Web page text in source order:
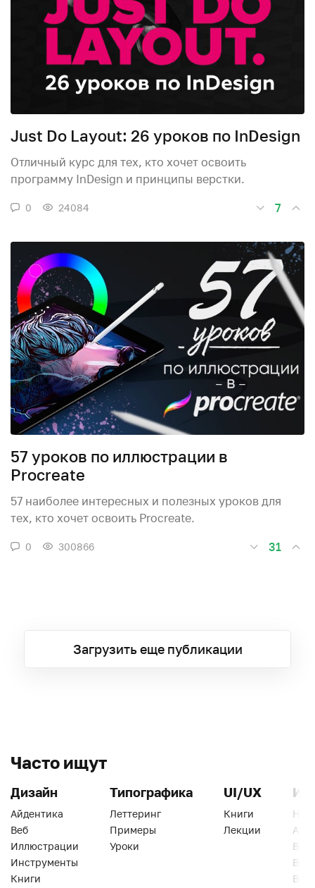
Just Do Layout: 26 уроков по InDesign
Отличный курс для тех, кто хочет освоить
программу InDesign и принципы верстки.
0 24084 7
57 уроков по иллюстрации в
Procreate
57 наиболее интересных и полезных уроков для
тех, кто хочет освоить Procreate.
0 300866 31
Загрузить еще публикации
Часто ищут
Дизайн
Айдентика
Веб
Иллюстрации
Инструменты
Книги
Типографика
Леттеринг
Примеры
Уроки
UI/UX
Книги
Лекции
Веб